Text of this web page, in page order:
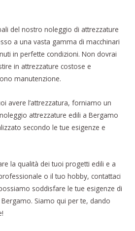
del nostro noleggio di attrezzature
a una vasta gamma di macchinari
in perfette condizioni. Non dovrai
in attrezzature costose e
manutenzione.
avere l’attrezzatura, forniamo un
attrezzature edili a Bergamo
secondo le tue esigenze e
la qualità dei tuoi progetti edili e a
o il tuo hobby, contattaci
soddisfare le tue esigenze di
Siamo qui per te, dando